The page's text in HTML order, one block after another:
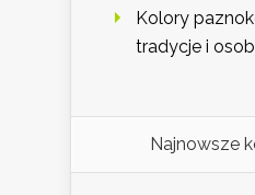
Kolory
tradycje i
Najnowsze